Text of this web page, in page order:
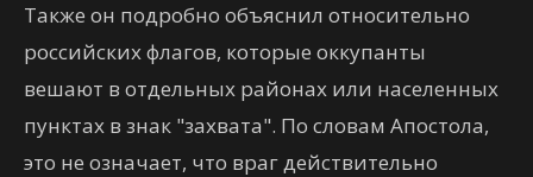
Также он подробно объяснил относительно
российских флагов, которые оккупанты
вешают в отдельных районах или населенных
пунктах в знак "захвата". По словам Апостола,
это не означает, что враг действительно